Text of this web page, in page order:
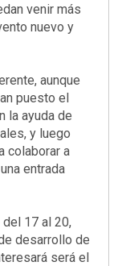
venir más
nuevo y
aunque
puesto el
la ayuda de
y luego
colaborar a
entrada
17 al 20,
desarrollo de
será el